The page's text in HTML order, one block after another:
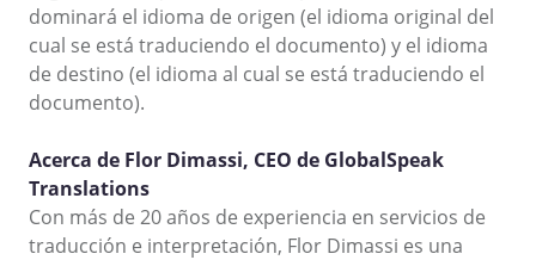
dominará el idioma de origen (el idioma original del
cual se está traduciendo el documento) y el idioma
de destino (el idioma al cual se está traduciendo el
documento).
Acerca de Flor Dimassi, CEO de GlobalSpeak
Translations
Con más de 20 años de experiencia en servicios de
traducción e interpretación, Flor Dimassi es una